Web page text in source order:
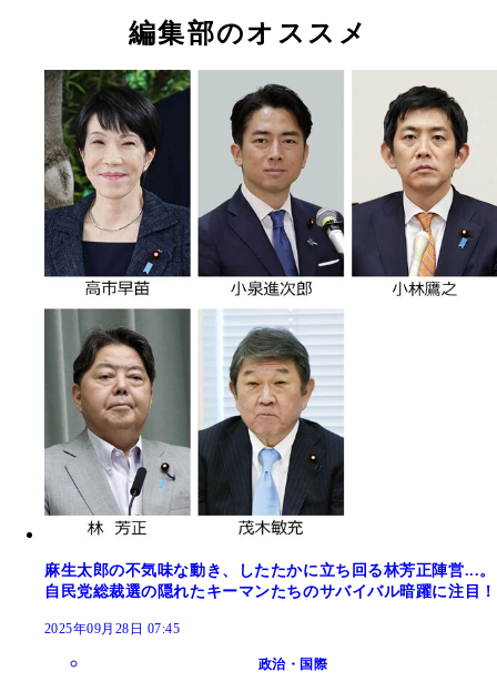
編集部のオススメ
麻生太郎の不気味な動き、したたかに立ち回る林芳正陣営...。
自民党総裁選の隠れたキーマンたちのサバイバル暗躍に注目！
2025年09月28日 07:45
政治・国際